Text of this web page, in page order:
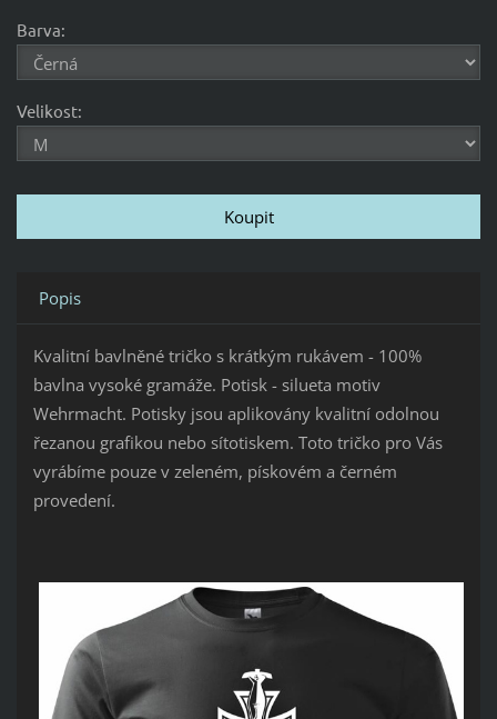
Barva:
Velikost:
Popis
Kvalitní bavlněné tričko s krátkým rukávem - 100%
bavlna vysoké gramáže. Potisk - silueta motiv
Wehrmacht. Potisky jsou aplikovány kvalitní odolnou
řezanou grafikou nebo sítotiskem. Toto tričko pro Vás
vyrábíme pouze v zeleném, pískovém a černém
provedení.